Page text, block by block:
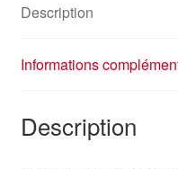
Description
Informations
Description